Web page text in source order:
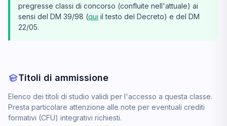
pregresse classi di concorso (confluite nell'attuale) ai
sensi del DM 39/98 (qui il testo del Decreto) e del DM
22/05.
Titoli di ammissione
Elenco dei titoli di studio validi per l'accesso a questa classe.
Presta particolare attenzione alle note per eventuali crediti
formativi (CFU) integrativi richiesti.